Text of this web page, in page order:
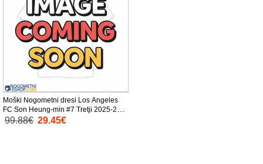
Moški Nogometni dresi Los Angeles
FC Son Heung-min #7 Tretji 2025-26
Kratek Rokav
99.88€ 29.45€